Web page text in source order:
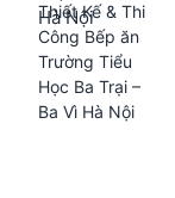
Thiết Kế & Thi
Công Bếp ăn
Trường Tiểu
Học Ba Trại –
Ba Vì Hà Nội